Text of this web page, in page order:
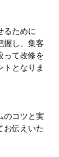
るために
握し、集客
って改修を
トとなりま
のコツと実
お伝えいた